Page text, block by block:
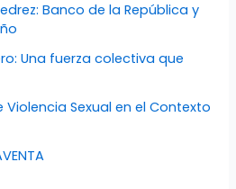
Banco de la República y
Una fuerza colectiva que
Violencia Sexual en el Contexto